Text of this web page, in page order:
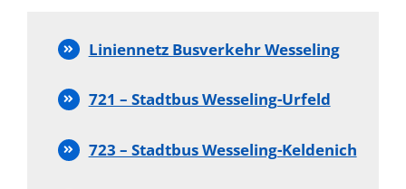
Liniennetz Busverkehr Wesseling
721 – Stadtbus Wesseling-Urfeld
723 – Stadtbus Wesseling-Keldenich